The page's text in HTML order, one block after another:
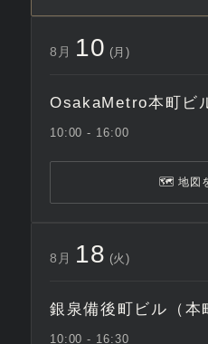
8月 10 (月)
OsakaMetro本町ビ
10:00 - 16:00
🗺 地図
8月 18 (火)
銀泉備後町ビル（本
10:00 - 16:30